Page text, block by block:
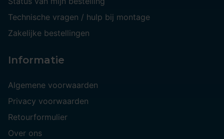
Technische vragen / hulp bij montage
Zakelijke bestellingen
Informatie
Algemene voorwaarden
Privacy voorwaarden
Retourformulier
Over ons